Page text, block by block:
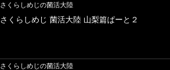
さくらしめじの菌活大陸
さくらしめじ 菌活大陸 山梨篇ぱーと２
さくらしめじの菌活大陸